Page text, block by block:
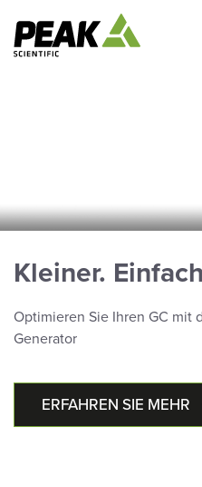
Kleiner.
Optimieren Sie Ihren GC mit
Generator
ERFAHREN SIE MEHR